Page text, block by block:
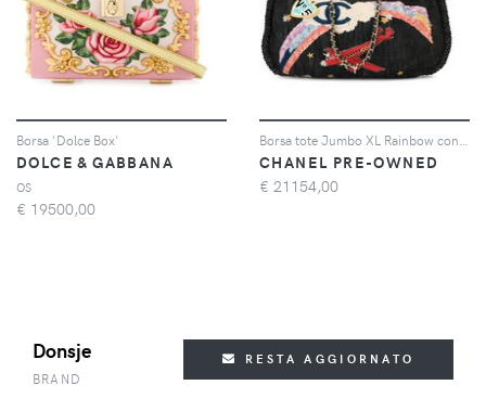
Borsa 'Dolce Box'
DOLCE & GABBANA
OS
€ 19500,00
CHANEL PRE-OWNED
€ 21154,00
Donsje
BRAND
RESTA AGGIORNATO